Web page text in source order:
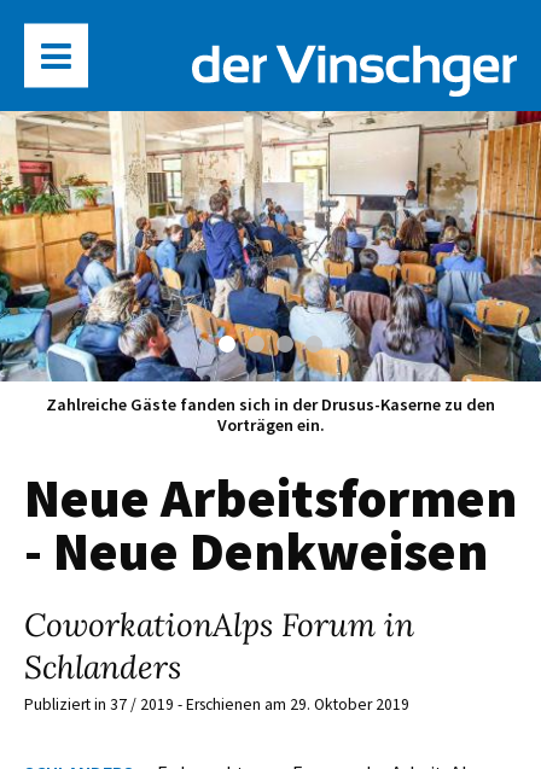
Zahlreiche Gäste fanden sich in der Drusus-Kaserne zu den
Vorträgen ein.
Neue Arbeitsformen
- Neue Denkweisen
CoworkationAlps Forum in
Schlanders
Publiziert in 37 / 2019 - Erschienen am 29. Oktober 2019